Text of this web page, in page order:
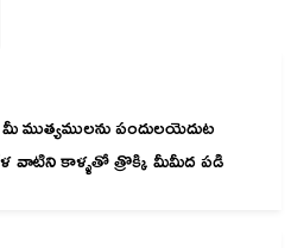
మీ ముత్యములను పందులయెదుట
కాళ్ళతో త్రొక్కి మీమీద పడి